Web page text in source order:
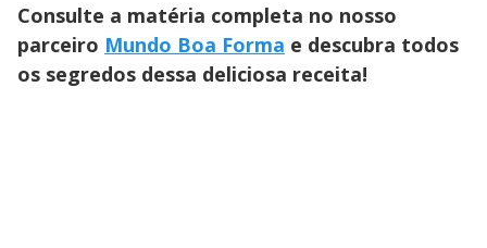
Consulte a matéria completa no nosso
parceiro Mundo Boa Forma e descubra todos
os segredos dessa deliciosa receita!